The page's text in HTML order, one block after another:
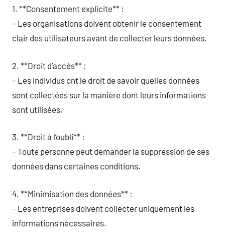
1. **Consentement explicite** :
– Les organisations doivent obtenir le consentement
clair des utilisateurs avant de collecter leurs données.
2. **Droit d’accès** :
– Les individus ont le droit de savoir quelles données
sont collectées sur la manière dont leurs informations
sont utilisées.
3. **Droit à l’oubli** :
– Toute personne peut demander la suppression de ses
données dans certaines conditions.
4. **Minimisation des données** :
– Les entreprises doivent collecter uniquement les
informations nécessaires.